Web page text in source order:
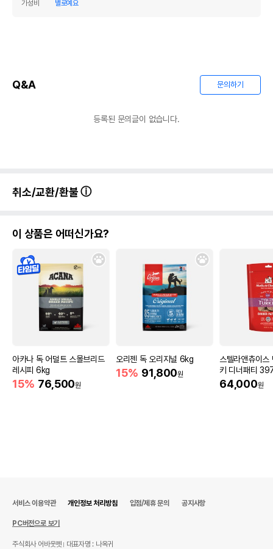
가성비
별로예요
Q&A 문의하기
등록된 문의글이 없습니다.
취소/교환/환불
이 상품은 어떠신가요?
아카나 독 어덜트 스몰브리드
레시피 6kg
15% 76,500원
오리젠 독 오리지널 6kg
15% 91,800원
스텔라앤츄이스
키 디너패티
64,000원
서비스 이용약관 개인정보 처리방침 입점/제휴 문의 공지사항
PC버전으로 보기
주식회사 어바웃펫 대표자명 : 나옥귀